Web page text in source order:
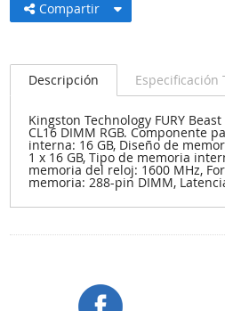
Compartir
Descripción Especificación
Kingston Technology FURY
CL16 DIMM RGB. Componente
interna: 16 GB, Diseño de
1 x 16 GB, Tipo de memoria
memoria del reloj: 1600 MHz,
memoria: 288-pin DIMM,